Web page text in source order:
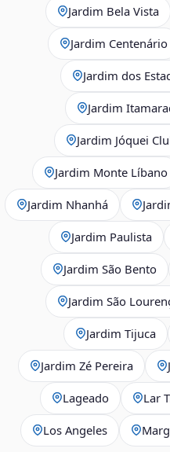
Jardim Bela Vista
Jardim Centenário
Jardim dos
Jardim
Jardim Jóquei
Jardim Monte Líbano
Jardim Nhanhá
Jardim Paulista
Jardim São Bento
Jardim São
Jardim Tijuca
Jardim Zé Pereira
Lageado Lar
Los Angeles